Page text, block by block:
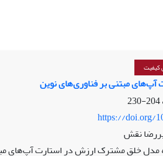
کیفیت
مبتنی بر فناوری‌های نوین
204-230
https://doi.org/
نقش
مدل خلق مشترک ارزش در استارت آپ‌های